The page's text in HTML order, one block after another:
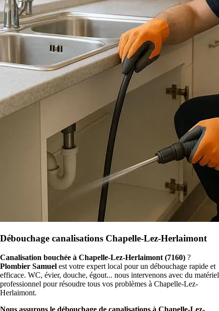
Débouchage canalisations Chapelle-Lez-Herlaimont
Canalisation bouchée à Chapelle-Lez-Herlaimont (7160) ?
Plombier Samuel est votre expert local pour un débouchage rapide et
efficace. WC, évier, douche, égout... nous intervenons avec du matériel
professionnel pour résoudre tous vos problèmes à Chapelle-Lez-
Herlaimont.
Nous assurons le débouchage de canalisations à Chapelle-Lez-